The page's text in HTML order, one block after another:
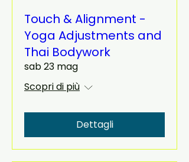
Touch & Alignment -
Yoga Adjustments and
Thai Bodywork
sab 23 mag
Scopri di più
Dettagli